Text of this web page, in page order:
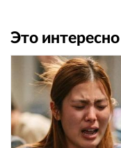
Это интересно